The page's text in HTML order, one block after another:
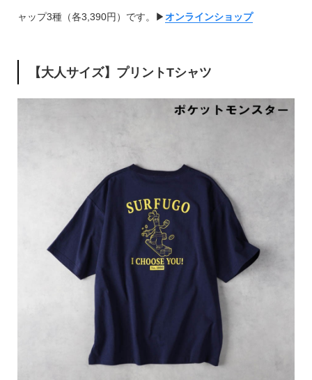
ャップ3種（各3,390円）です。▶︎オンラインショップ
【大人サイズ】プリントTシャツ